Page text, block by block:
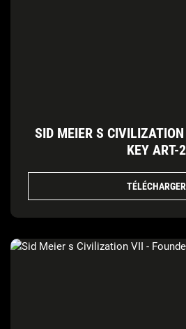
SID MEIER S
KEY ART-2
TÉLÉCHARGER